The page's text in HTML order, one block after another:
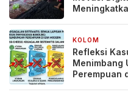
KOLOM
Refleksi
Menimbang
Perempuan